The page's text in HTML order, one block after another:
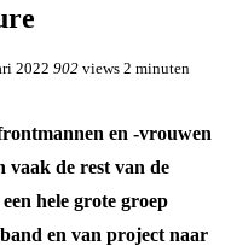
2022 902 views 2 minuten
en -vrouwen
vaak de rest van de
hele grote groep
en van project naar